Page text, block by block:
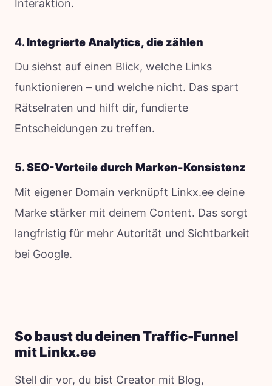
Interaktion.
4.Integrierte Analytics, die zählen
Du siehst auf einen Blick, welche Links
funktionieren – und welche nicht. Das spart
Rätselraten und hilft dir, fundierte
Entscheidungen zu treffen.
5.SEO-Vorteile durch Marken-Konsistenz
Mit eigener Domain verknüpft Linkx.ee deine
Marke stärker mit deinem Content. Das sorgt
langfristig für mehr Autorität und Sichtbarkeit
bei Google.
So baust du deinen Traffic-Funnel
mit Linkx.ee
Stell dir vor, du bist Creator mit Blog,